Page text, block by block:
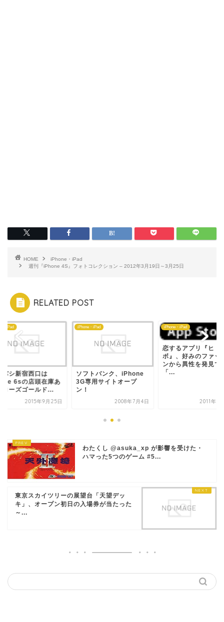
HOME
iPhone・iPad
週刊『iPhone 4S』フォトコレクション – 2012年3月19日～3月25日
RELATED POST
・iPad
バシ新宿西口は
6sの店頭在庫あ
ローズゴールド...
2015年9月25日
iPhone・iPad
ソフトバンク、iPhone
3G専用サイトオープ
ン！
2008年7月4日
iPhone・iPad
恋するアプリ『ヒト
ボ』、好みのファッ
ンから異性を発見で
「...
2011年10
わたくし @asuka_xp が影響を受けた・
ハマった5つのゲーム #5...
東京スカイツリーの展望台「天望デッ
キ」、オープン初日の入場券が当たった
～...